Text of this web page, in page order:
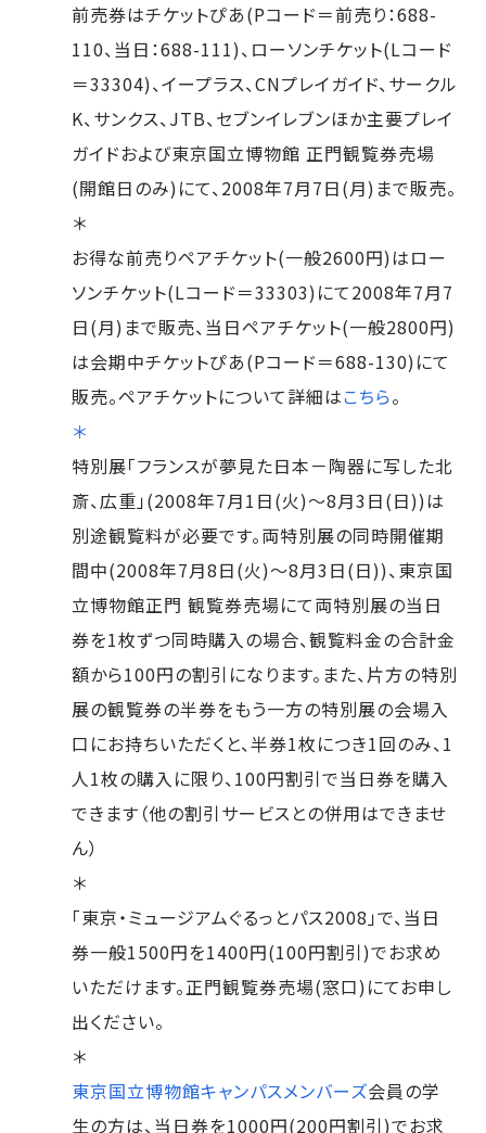
前売券はチケットぴあ(Pコード＝前売り：688-
110、当日：688-111)、ローソンチケット(Lコード
＝33304)、イープラス、CNプレイガイド、サークル
K、サンクス、JTB、セブンイレブンほか主要プレイ
ガイドおよび東京国立博物館 正門観覧券売場
(開館日のみ)にて、2008年7月7日(月)まで販売。
＊
お得な前売りペアチケット(一般2600円)はロー
ソンチケット(Lコード＝33303)にて2008年7月7
日(月)まで販売、当日ペアチケット(一般2800円)
は会期中チケットぴあ(Pコード＝688-130)にて
販売。ペアチケットについて詳細はこちら。
＊
特別展「フランスが夢見た日本－陶器に写した北
斎、広重」(2008年7月1日(火)～8月3日(日))は
別途観覧料が必要です。両特別展の同時開催期
間中(2008年7月8日(火)～8月3日(日))、東京国
立博物館正門 観覧券売場にて両特別展の当日
券を1枚ずつ同時購入の場合、観覧料金の合計金
額から100円の割引になります。また、片方の特別
展の観覧券の半券をもう一方の特別展の会場入
口にお持ちいただくと、半券1枚につき1回のみ、1
人1枚の購入に限り、100円割引で当日券を購入
できます（他の割引サービスとの併用はできませ
ん）
＊
「東京・ミュージアムぐるっとパス2008」で、当日
券一般1500円を1400円(100円割引)でお求め
いただけます。正門観覧券売場(窓口)にてお申し
出ください。
＊
東京国立博物館キャンパスメンバーズ会員の学
生の方は、当日券を1000円(200円割引)でお求